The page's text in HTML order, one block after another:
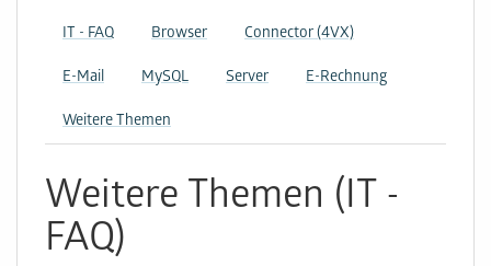
IT - FAQ Browser Connector (4VX)
E-Mail MySQL Server E-Rechnung
Weitere Themen
Weitere Themen (IT -
FAQ)